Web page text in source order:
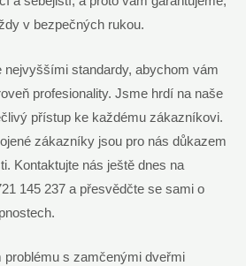
v bezpečných rukou.
nejvyššími standardy, abychom vám
profesionality. Jsme hrdí na naše
přístup ke každému zákazníkovi.
zákazníky jsou pro nás důkazem
Kontaktujte nás ještě dnes na
145 237 a přesvědčte se sami o
problému s zamčenými dveřmi